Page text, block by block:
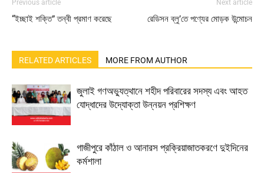
Previous article
“ইচ্ছাই শক্তি” তন্বী প্রমাণ করেছে
Next article
রেডিসন ব্লু’তে পণ্যের মোড়ক উন্মোচন
RELATED ARTICLES MORE FROM AUTHOR
জুলাই গণঅভ্যুত্থানে শহীদ পরিবারের সদস্য এবং আহত
যোদ্ধাদের উদ্যোক্তা উন্নয়ন প্রশিক্ষণ
গাজীপুরে কাঁঠাল ও আনারস প্রক্রিয়াজাতকরণে দুইদিনের
কর্মশালা